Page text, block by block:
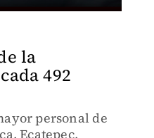
la
492
personal de
Ecatepec,